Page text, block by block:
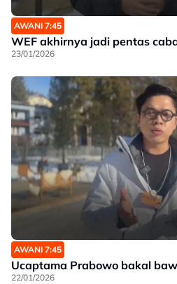
AWANI 7:45
WEF akhirnya jadi pentas
23/01/2026
AWANI 7:45
Ucaptama Prabowo bakal
22/01/2026